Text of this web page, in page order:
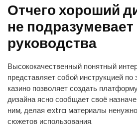
Отчего хороший
не подразумевает
руководства
Высококачественный понятный
представляет собой инструкцией
казино позволяет создать
дизайна ясно сообщает своё
ним, делая extra материалы
сюжетов использования.